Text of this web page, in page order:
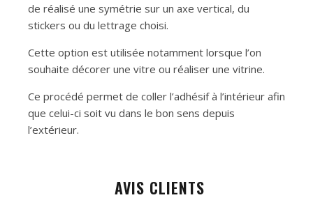
de réalisé une symétrie sur un axe vertical, du
stickers ou du lettrage choisi.
Cette option est utilisée notamment lorsque l’on
souhaite décorer une vitre ou réaliser une vitrine.
Ce procédé permet de coller l’adhésif à l’intérieur afin
que celui-ci soit vu dans le bon sens depuis
l’extérieur.
AVIS CLIENTS